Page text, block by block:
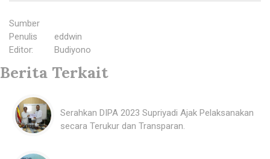
Sumber
:
Penulis
:
eddwin
Editor: Budiyono
Berita Terkait
Serahkan DIPA 2023 Supriyadi Ajak Pelaksanakan
secara Terukur dan Transparan.